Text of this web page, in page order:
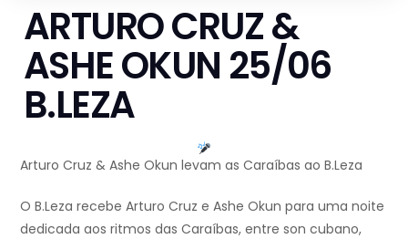
ARTURO CRUZ &
ASHE OKUN 25/06
B.LEZA
Arturo Cruz & Ashe Okun levam as Caraíbas ao B.Leza
O B.Leza recebe Arturo Cruz e Ashe Okun para uma noite
dedicada aos ritmos das Caraíbas, entre son cubano,